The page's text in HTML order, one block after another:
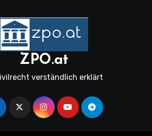
ZPO.at
verständlich erklärt